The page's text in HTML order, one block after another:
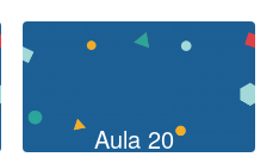
Aula 20